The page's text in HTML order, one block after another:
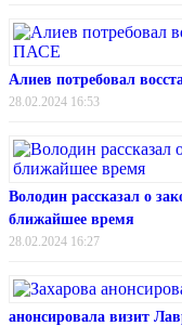
Алиев потребовал
28.02.2024 16:53
Володин рассказал о
ближайшее время
28.02.2024 16:27
анонсировала визит